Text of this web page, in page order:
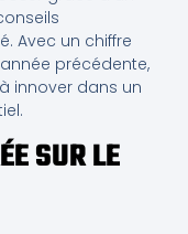
Avec un chiffre
précédente,
innover dans un
SUR LE